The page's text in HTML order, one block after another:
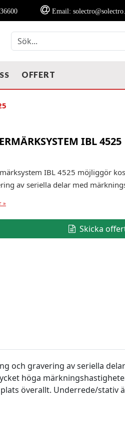
Email:
OFFERT
IBL 4525
IBL 4525 möjliggör
av seriella delar med
»
Skicka
och gravering av seriella
höga
överallt. Underrede/stativ